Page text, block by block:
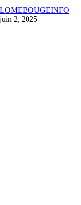
LOMEBOUGEINFO
juin 2, 2025